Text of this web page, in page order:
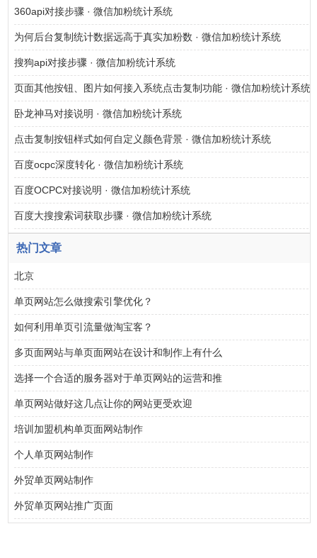
360api对接步骤 · 微信加粉统计系统
为何后台复制统计数据远高于真实加粉数 · 微信加粉统计系统
搜狗api对接步骤 · 微信加粉统计系统
页面其他按钮、图片如何接入系统点击复制功能 · 微信加粉统计系统
卧龙神马对接说明 · 微信加粉统计系统
点击复制按钮样式如何自定义颜色背景 · 微信加粉统计系统
百度ocpc深度转化 · 微信加粉统计系统
百度OCPC对接说明 · 微信加粉统计系统
百度大搜搜索词获取步骤 · 微信加粉统计系统
热门文章
北京
单页网站怎么做搜索引擎优化？
如何利用单页引流量做淘宝客？
多页面网站与单页面网站在设计和制作上有什么
选择一个合适的服务器对于单页网站的运营和推
单页网站做好这几点让你的网站更受欢迎
培训加盟机构单页面网站制作
个人单页网站制作
外贸单页网站制作
外贸单页网站推广页面